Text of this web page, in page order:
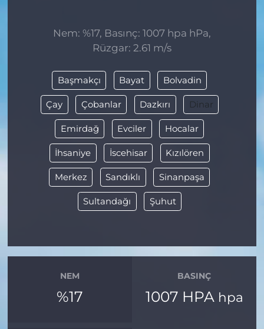
Nem: %17, Basınç: 1007 hpa hPa,
Rüzgar: 2.61 m/s
Başmakçı Bayat Bolvadin
Çay Çobanlar Dazkırı Dinar
Emirdağ Evciler Hocalar
İhsaniye İscehisar Kızılören
Merkez Sandıklı Sinanpaşa
Sultandağı Şuhut
NEM
%17
BASINÇ
1007 HPA hpa